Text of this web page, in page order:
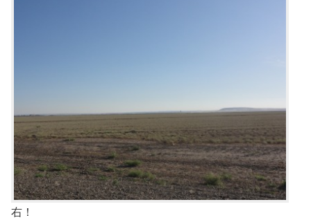
右！